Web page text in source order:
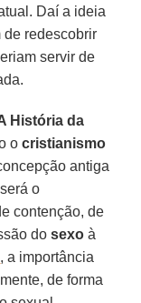
Daí a ideia
de redescobrir
servir de
História da
ocristianismo
antiga
o
contenção, de
dosexo à
, a importância
de forma